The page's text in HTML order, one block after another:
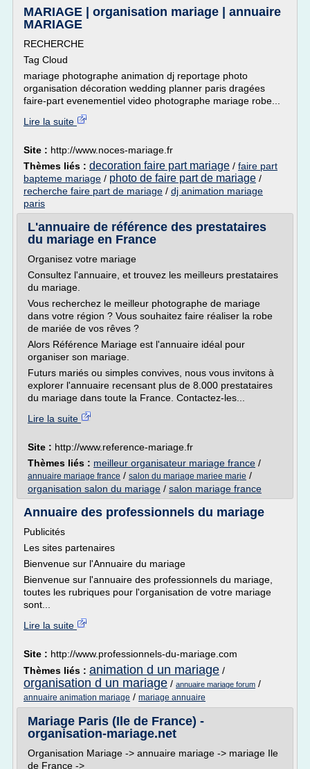
MARIAGE | organisation mariage | annuaire
MARIAGE
RECHERCHE
Tag Cloud
mariage photographe animation dj reportage photo
organisation décoration wedding planner paris dragées
faire-part evenementiel video photographe mariage robe...
Lire la suite
Site : http://www.noces-mariage.fr
Thèmes liés : decoration faire part mariage / faire part
bapteme mariage / photo de faire part de mariage /
recherche faire part de mariage / dj animation mariage
paris
L'annuaire de référence des prestataires
du mariage en France
Organisez votre mariage
Consultez l'annuaire, et trouvez les meilleurs prestataires
du mariage.
Vous recherchez le meilleur photographe de mariage
dans votre région ? Vous souhaitez faire réaliser la robe
de mariée de vos rêves ?
Alors Référence Mariage est l'annuaire idéal pour
organiser son mariage.
Futurs mariés ou simples convives, nous vous invitons à
explorer l'annuaire recensant plus de 8.000 prestataires
du mariage dans toute la France. Contactez-les...
Lire la suite
Site : http://www.reference-mariage.fr
Thèmes liés : meilleur organisateur mariage france /
annuaire mariage france / salon du mariage mariee marie /
organisation salon du mariage / salon mariage france
Annuaire des professionnels du mariage
Publicités
Les sites partenaires
Bienvenue sur l'Annuaire du mariage
Bienvenue sur l'annuaire des professionnels du mariage,
toutes les rubriques pour l'organisation de votre mariage
sont...
Lire la suite
Site : http://www.professionnels-du-mariage.com
Thèmes liés : animation d un mariage /
organisation d un mariage / annuaire mariage forum /
annuaire animation mariage / mariage annuaire
Mariage Paris (Ile de France) -
organisation-mariage.net
Organisation Mariage -> annuaire mariage -> mariage Ile
de France ->